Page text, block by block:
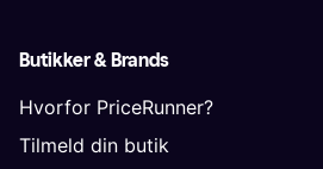
Butikker & Brands
Hvorfor PriceRunner?
Tilmeld din butik